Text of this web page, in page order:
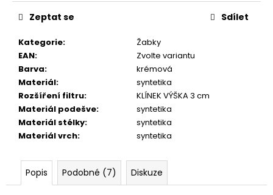
Kategorie:
Žabky
EAN:
Zvolte variantu
Barva:
krémová
Materiál:
syntetika
Rozšíření filtru:
KLÍNEK VÝŠKA 3 cm
Materiál podešve:
syntetika
Materiál stélky:
syntetika
Materiál vrch: syntetika
Zeptat se Sdílet
Popis Podobné (7) Diskuze
DÁMSKÉ
BALERÍNY
109018-
ČERNÉ
605
Kč